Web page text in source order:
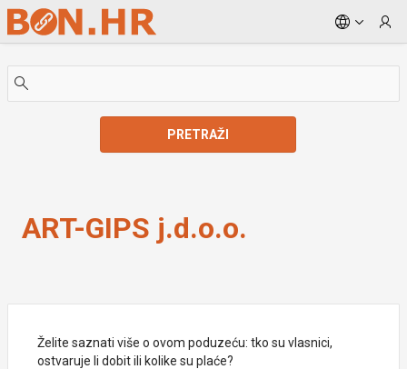
Skip to Main Content
PRETRAŽI
ART-GIPS j.d.o.o.
Želite saznati više o ovom poduzeću: tko su vlasnici,
ostvaruje li dobit ili kolike su plaće?